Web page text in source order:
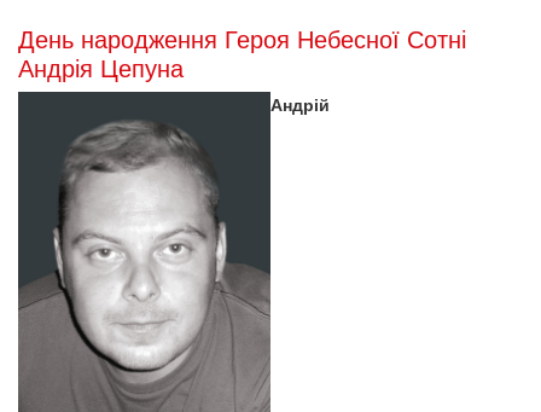
День народження Героя Небесної Сотні
Андрія Цепуна
Андрій